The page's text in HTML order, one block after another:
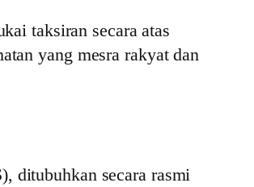
taksiran secara atas
yang mesra rakyat dan
ditubuhkan secara rasmi